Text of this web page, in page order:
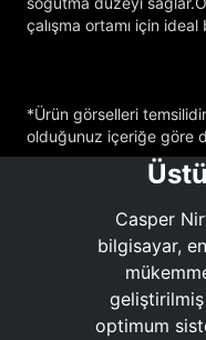
çalışma ortamı için ideal
*Ürün görselleri
olduğunuz içeriğe göre
Casper
bilgisayar,
geliştirilmiş
optimum